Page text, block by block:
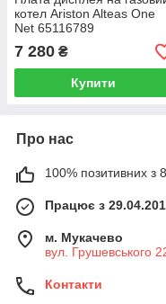
котел Ariston Alteas One
Net 65116789
7 280 ₴
Купити
Про нас
100% позитивних з
Працює з
м. Мукачево
вул. Грушевського
Контакти